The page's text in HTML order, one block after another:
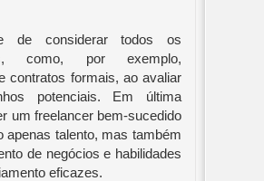
de considerar todos os
como, por exemplo,
contratos formais, ao avaliar
potenciais. Em última
um freelancer bem-sucedido
apenas talento, mas também
de negócios e habilidades
eficazes.